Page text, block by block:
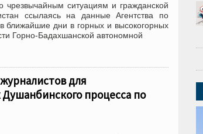
ситуациям и гражданской
ссылаясь на данные Агентства по
ближайшие дни в горных и высокогорных
Горно-Бадахшанской автономной
для
процесса по